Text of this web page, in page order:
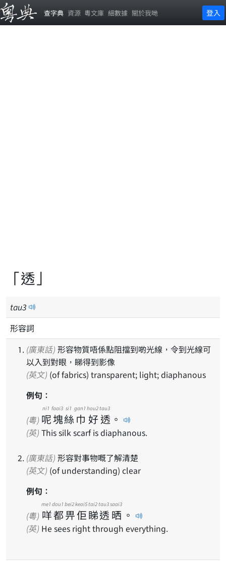
查字典 資源 粵文庫 細數據 關於我哋 登入
「透」
tau3
形容詞
(廣東話)
以入到對眼，睇得到影像
(英文) (of fabrics) transparent; light; diaphanous
例句：
(粵) 呢
ni1
塊
faai3
絲
si1
巾
gan1
好
hou2
透
tau3
。
(英) This silk scarf is diaphanous.
(廣東話) 形容對事物嘅了解清楚
(英文) (of understanding) clear
例句：
(粵) 咩
me1
都
dou1
畀
bei2
佢
keoi5
睇
tai2
透
tau3
晒
saai3
。
(英) He sees right through everything.